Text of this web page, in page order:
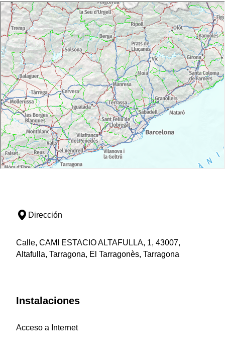
Dirección
Calle, CAMI ESTACIO ALTAFULLA, 1, 43007,
Altafulla, Tarragona, El Tarragonès, Tarragona
Instalaciones
Acceso a Internet